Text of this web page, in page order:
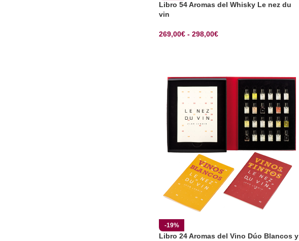
Libro 54 Aromas del Whisky Le nez du
vin
269,00€ - 298,00€
-19%
Libro 24 Aromas del Vino Dúo Blancos y